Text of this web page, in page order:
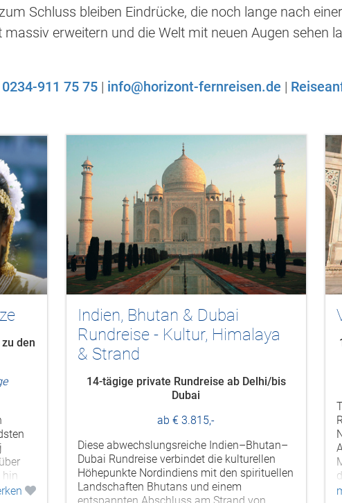
Schluss bleiben Eindrücke, die noch lange nach
massiv erweitern und die Welt mit neuen Augen sehen
0234-911 75 75| info@horizont-fernreisen.de |
bis
Vom Taj Mahal zum Ganges
12-tägige Privatreise ab Delhi / bis Kolkata
Tagesaktuelle Preise auf Anfrage
Rundreise in die faszinierende Vielfalt
Alt-Delhis über die prachtvollen
Maharadscha-Paläste Rajasthans bis hin zu
den spirituellen Ufern des heiligen...
mehr lesen